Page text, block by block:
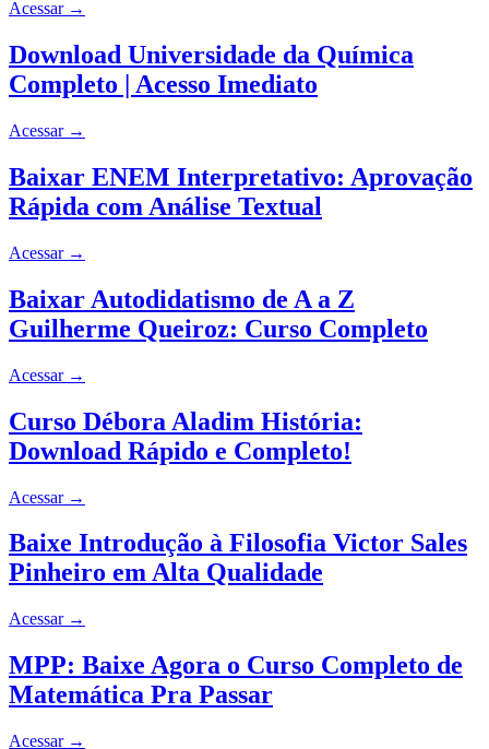
Acessar →
Download Universidade da Química
Completo | Acesso Imediato
Acessar →
Baixar ENEM Interpretativo: Aprovação
Rápida com Análise Textual
Acessar →
Baixar Autodidatismo de A a Z
Guilherme Queiroz: Curso Completo
Acessar →
Curso Débora Aladim História:
Download Rápido e Completo!
Acessar →
Baixe Introdução à Filosofia Victor Sales
Pinheiro em Alta Qualidade
Acessar →
MPP: Baixe Agora o Curso Completo de
Matemática Pra Passar
Acessar →